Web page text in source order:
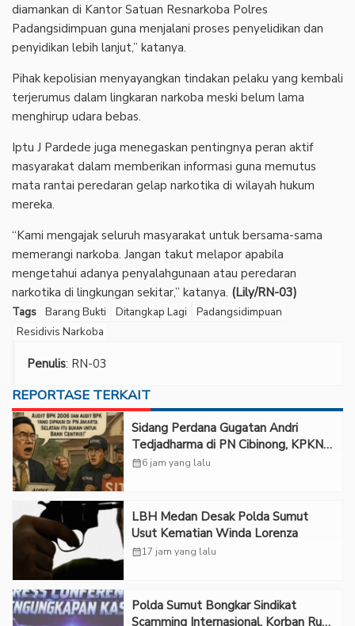
diamankan di Kantor Satuan Resnarkoba Polres
Padangsidimpuan guna menjalani proses penyelidikan dan
penyidikan lebih lanjut,” katanya.
Pihak kepolisian menyayangkan tindakan pelaku yang kembali
terjerumus dalam lingkaran narkoba meski belum lama
menghirup udara bebas.
Iptu J Pardede juga menegaskan pentingnya peran aktif
masyarakat dalam memberikan informasi guna memutus
mata rantai peredaran gelap narkotika di wilayah hukum
mereka.
“Kami mengajak seluruh masyarakat untuk bersama-sama
memerangi narkoba. Jangan takut melapor apabila
mengetahui adanya penyalahgunaan atau peredaran
narkotika di lingkungan sekitar,” katanya. (Lily/RN-03)
Tags Barang Bukti Ditangkap Lagi
Padangsidimpuan
Residivis Narkoba
Penulis: RN-03
REPORTASE TERKAIT
Sidang Perdana Gugatan Andri
Tedjadharma di PN Cibinong, KPKNL
dan PUPN Mangkir
calendar_month6 jam yang lalu
LBH Medan Desak Polda Sumut
Usut Kematian Winda Lorenza
calendar_month17 jam yang lalu
Polda Sumut Bongkar Sindikat
Scamming Internasional, Korban Rugi